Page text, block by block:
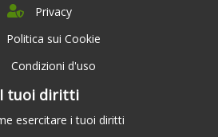
Privacy
Politica sui Cookie
Condizioni d'uso
I tuoi diritti
esercitare i tuoi diritti
Team